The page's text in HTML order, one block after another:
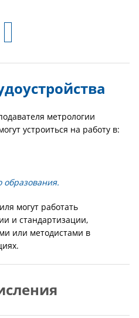
метрологии
устроиться на работу в:
образования.
могут работать
и стандартизации,
или методистами в